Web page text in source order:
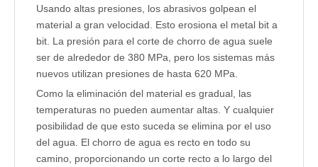
Usando altas presiones, los abrasivos golpean el
material a gran velocidad. Esto erosiona el metal bit a
bit. La presión para el corte de chorro de agua suele
ser de alrededor de 380 MPa, pero los sistemas más
nuevos utilizan presiones de hasta 620 MPa.
Como la eliminación del material es gradual, las
temperaturas no pueden aumentar altas. Y cualquier
posibilidad de que esto suceda se elimina por el uso
del agua. El chorro de agua es recto en todo su
camino, proporcionando un corte recto a lo largo del